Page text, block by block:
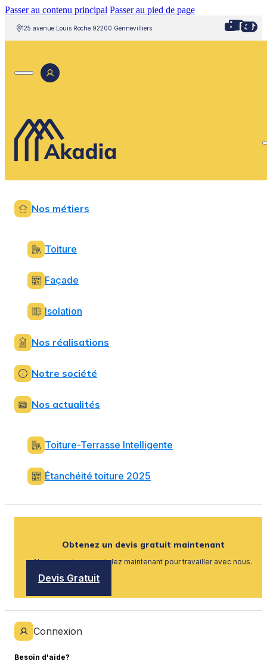
Passer au contenu principal Passer au pied de page
125 avenue Louis Roche 92200 Gennevilliers
Nos métiers
Toiture
Façade
Isolation
Nos réalisations
Notre société
Nos actualités
Toiture-Terrasse Intelligente
Étanchéité toiture 2025
Obtenez un devis gratuit maintenant
Nous recrutons, postulez maintenant pour travailler avec nous.
Devis Gratuit
Connexion
Besoin d'aide?